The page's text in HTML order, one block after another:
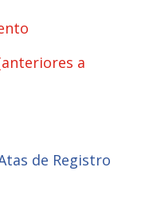
a
de Registro